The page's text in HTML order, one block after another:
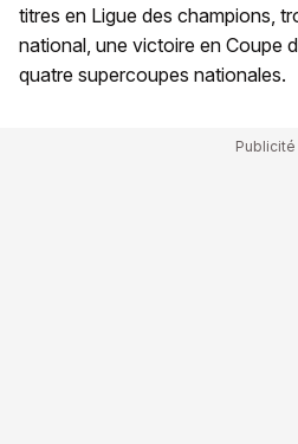
titres en Ligue des champions,
national, une victoire en Coupe
quatre supercoupes nationales.